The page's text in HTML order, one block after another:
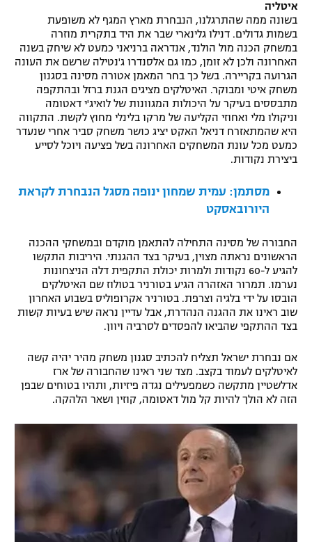
תנאי שימוש
מדיניות פרטיות
תקנון פעילות ספורט 1
רשיון להקרנה פומבית לבית עסק
לוח דרושים – ג'ובנט
תגיות
המגזין
ספורט אתגרי ואקסטרים
אומנויות לחימה
גיימינג E-Sports
איטליה
בשונה ממה שהתרגלנו, הנבחרת מארץ המגף לא משופעת
בשמות גדולים. דנילו גלינארי שבר את היד בתקרית מוזרה
במשחק הכנה מול הולנד, אנדראה ברניאני כמעט לא שיחק בשנה
האחרונה ולכן לא זומן, כמו גם אלסנדרו ג'נטילה שרשם את העונה
הגרועה בקריירה. בשל כך בחר המאמן אטורה מסינה בסגנון
משחק איטי ומבוקר. האיטלקים מציגים הגנת ברזל ובהתקפה
מתבססים בעיקר על היכולות המגוונות של לואיג'י דאטומה
וניקולו מלי ואחוזי הקליעה של מרקו בלינלי מחוץ לקשת. התקווה
היא שהמתאזרח דניאל האקט יציג כושר משחק סביר אחרי שנעדר
כמעט מכל עונת המשחקים האחרונה בשל פציעה ויוכל לסייע
ביצירת נקודות.
מסתמן: עמית שמחון ינופה מסגל הנבחרת לקראת
היורובאסקט
החבורה של מסינה התחילה להתאמן מוקדם ובמשחקי ההכנה
הראשונים נראתה מצוין, בעיקר בצד ההגנתי. היריבות התקשו
להגיע ל-60 נקודות ולמרות יכולת התקפית דלה הניצחונות
נערמו. תמרור האזהרה הגיע בטורניר בטולוז שם האיטלקים
הובסו על ידי בלגיה וצרפת. בטורניר אקרופוליס בשבוע האחרון
שוב ראינו את ההגנה הנהדרת, אבל עדיין נראה שיש בעיות קשות
בצד ההתקפי שהביאו להפסדים לסרביה ויוון.
אם נבחרת ישראל תצליח להכתיב סגנון משחק מהיר יהיה קשה
לאיטלקים לעמוד בקצב. מצד שני ראינו שהחבורה של ארז
אדלשטיין מתקשה כשמפעילים נגדה פיזיות, ותהיו בטוחים שבפן
הזה לא הולך להיות קל מול דאטומה, קוזין ושאר הלהקה.